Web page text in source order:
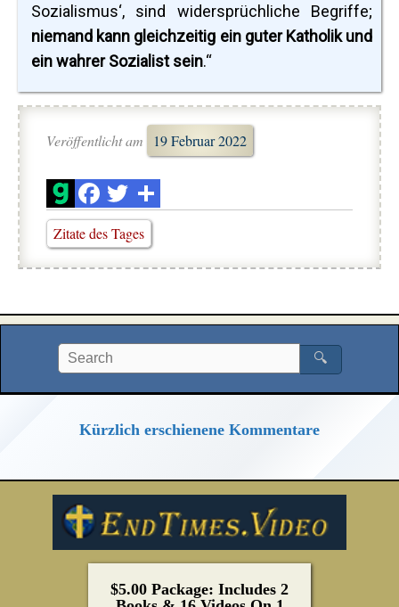
Sozialismus‘, sind widersprüchliche Begriffe;
niemand kann gleichzeitig ein guter Katholik und
ein wahrer Sozialist sein.“
Veröffentlicht am 19 Februar 2022
Zitate des Tages
🔍
Kürzlich erschienene Kommentare
$5.00 Package: Includes 2